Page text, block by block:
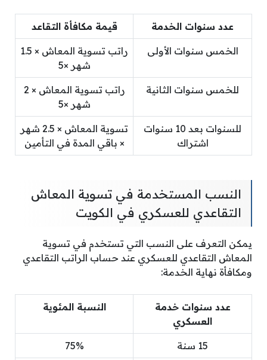
عدد سنوات الخدمة قيمة مكافأة التقاعد
الخمس سنوات الأولى
راتب تسوية المعاش × 1.5
شهر ×5
للخمس سنوات الثانية
راتب تسوية المعاش × 2
شهر ×5
للسنوات بعد 10 سنوات
اشتراك
تسوية المعاش × 2.5 شهر
× باقي المدة في التأمين
النسب المستخدمة في تسوية المعاش
التقاعدي للعسكري في الكويت
يمكن التعرف على النسب التي تستخدم في تسوية
المعاش التقاعدي للعسكري عند حساب الراتب التقاعدي
ومكافأة نهاية الخدمة:
عدد سنوات خدمة
العسكري
النسبة المئوية
15 سنة 75%